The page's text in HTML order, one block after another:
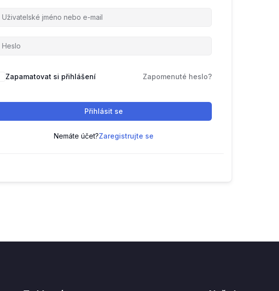
Zapamatovat si přihlášení Zapomenuté heslo?
Přihlásit se
Nemáte účet?Zaregistrujte se